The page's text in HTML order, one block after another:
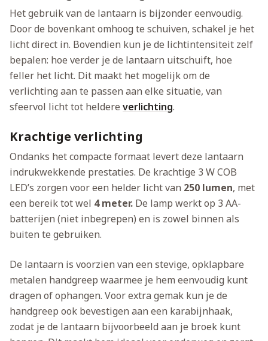
Het gebruik van de lantaarn is bijzonder eenvoudig.
Door de bovenkant omhoog te schuiven, schakel je het
licht direct in. Bovendien kun je de lichtintensiteit zelf
bepalen: hoe verder je de lantaarn uitschuift, hoe
feller het licht. Dit maakt het mogelijk om de
verlichting aan te passen aan elke situatie, van
sfeervol licht tot heldere verlichting.
Krachtige verlichting
Ondanks het compacte formaat levert deze lantaarn
indrukwekkende prestaties. De krachtige 3 W COB
LED’s zorgen voor een helder licht van 250 lumen, met
een bereik tot wel 4 meter. De lamp werkt op 3 AA-
batterijen (niet inbegrepen) en is zowel binnen als
buiten te gebruiken.
De lantaarn is voorzien van een stevige, opklapbare
metalen handgreep waarmee je hem eenvoudig kunt
dragen of ophangen. Voor extra gemak kun je de
handgreep ook bevestigen aan een karabijnhaak,
zodat je de lantaarn bijvoorbeeld aan je broek kunt